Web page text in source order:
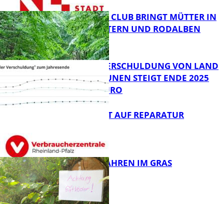
FB News
FB News
NEUER MOM CLUB BRINGT MÜTTER IN
KAISERSLAUTERN UND RODALBEN
ZUSAMMEN
FB News
PRO-KOPF-VERSCHULDUNG VON LAND
UND KOMMUNEN STEIGT ENDE 2025
AUF 9.600 EURO
FB News
NEUES RECHT AUF REPARATUR
GIFTIGE GEFAHREN IM GRAS